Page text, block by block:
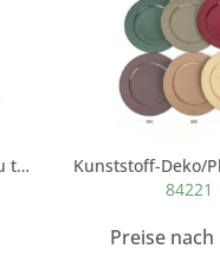
Spitzkerzenhalter Gâteau taupe groß, aus...
84221
Preise nach